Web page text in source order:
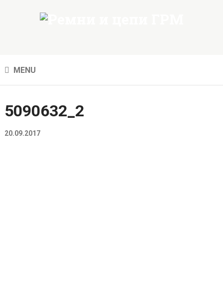
MENU
5090632_2
20.09.2017